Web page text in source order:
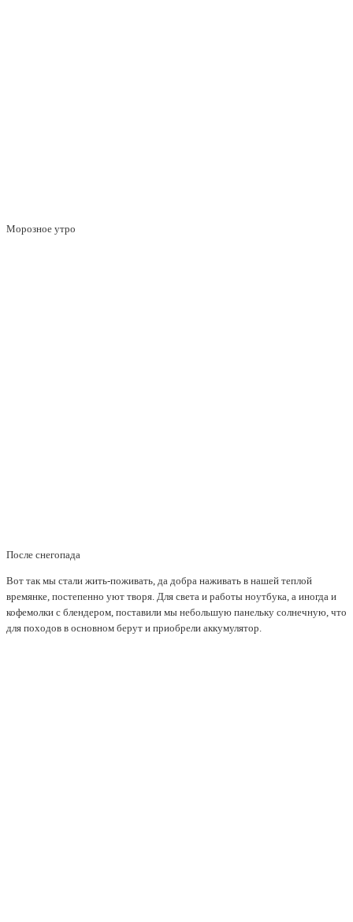
Морозное утро
После снегопада
Вот так мы стали жить-поживать, да добра наживать в нашей теплой
времянке, постепенно уют творя. Для света и работы ноутбука, а иногда и
кофемолки с блендером, поставили мы небольшую панельку солнечную, что
для походов в основном берут и приобрели аккумулятор.